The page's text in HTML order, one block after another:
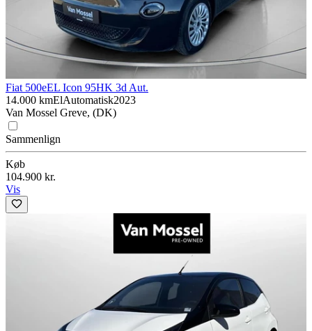
Fiat 500eEL Icon 95HK 3d Aut.
14.000 kmElAutomatisk2023
Van Mossel Greve, (DK)
Sammenlign
Køb
104.900 kr.
Vis